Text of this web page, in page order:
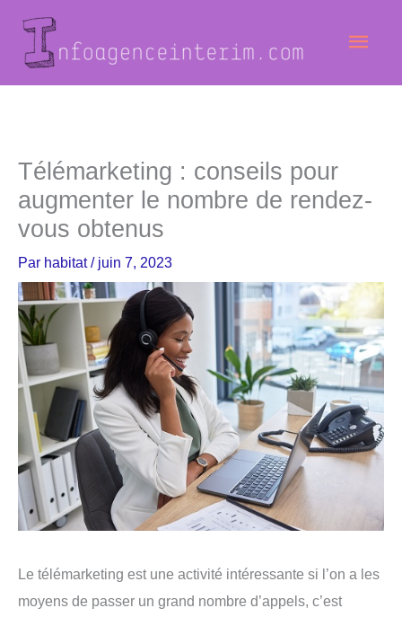
contenu
Télémarketing : conseils pour
augmenter le nombre de rendez-
vous obtenus
Par habitat/ juin 7, 2023
Le télémarketing est une activité intéressante si l’on a les
moyens de passer un grand nombre d’appels, c’est